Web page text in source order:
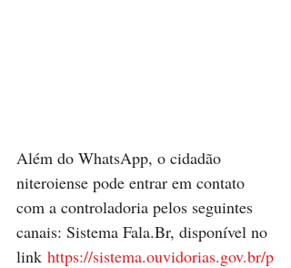
Além do WhatsApp, o cidadão
niteroiense pode entrar em contato
com a controladoria pelos seguintes
canais: Sistema Fala.Br, disponível no
link https://sistema.ouvidorias.gov.br/p